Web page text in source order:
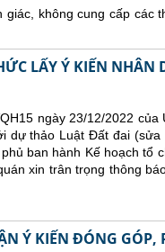
không cung cấp các
LẤY Ý KIẾN
ngày 23/12/2022
dự thảo Luật Đất đai (sửa
ban hành Kế hoạch tổ
xin trân trọng thông
Ý KIẾN ĐÓNG GÓP,